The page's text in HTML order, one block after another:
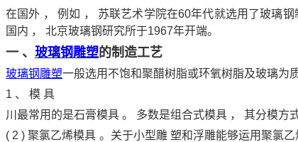
在国外 ， 例如 ， 苏联艺术学院在60年代就选用了玻璃
国内 ， 北京玻璃钢研究所于1967年开端。
一 、 玻璃钢雕塑的制造工艺
玻璃钢雕塑一般选用不饱和聚醋树脂或环氧树脂及玻璃为
1 、 模 具
川最常用的是石膏模具 。 多数是组合式模具 ， 其分模方
( 2 ) 聚氯乙烯模具 。关于小型雕 塑和浮雕能够运用聚氯